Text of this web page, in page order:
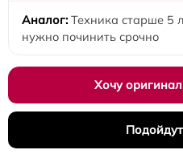
Техника старше 5
нужно починить срочно
Хочу